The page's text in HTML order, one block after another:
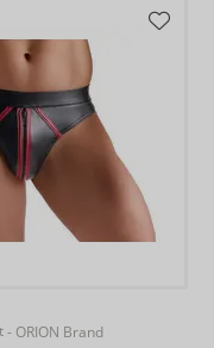
- ORION Brand